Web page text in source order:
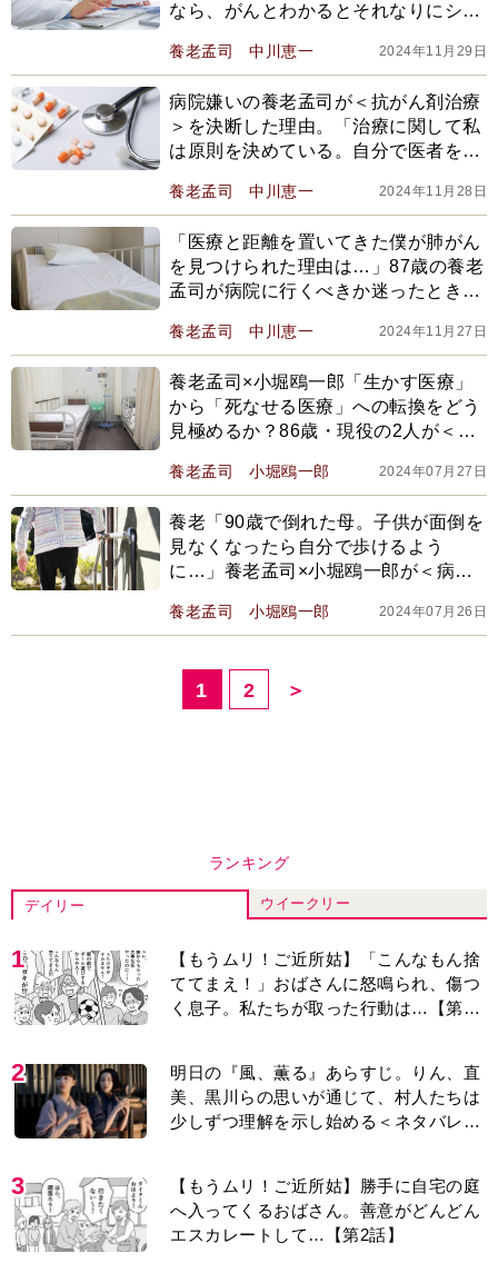
なら、がんとわかるとそれなりにショ
養老孟司 中川恵一 2024年11月29日
病院嫌いの養老孟司が＜抗がん剤治療
＞を決断した理由。「治療に関して私
は原則を決めている。自分で医者を選
養老孟司 中川恵一 2024年11月28日
「医療と距離を置いてきた僕が肺がん
を見つけられた理由は…」87歳の養老
孟司が病院に行くべきか迷ったときに
養老孟司 中川恵一 2024年11月27日
養老孟司×小堀鴎一郎「生かす医療」
から「死なせる医療」への転換をどう
見極めるか？86歳・現役の2人が＜高
養老孟司 小堀鴎一郎 2024年07月27日
養老「90歳で倒れた母。子供が面倒を
見なくなったら自分で歩けるよう
に…」養老孟司×小堀鴎一郎が＜病院
養老孟司 小堀鴎一郎 2024年07月26日
1 2 ＞
1
【もうムリ！ご近所姑】「こんなもん捨
く息子。私たちが取った行動は…【第3
話】
2
明日の『風、薫る』あらすじ。りん、直
少しずつ理解を示し始める＜ネタバレあ
り＞
3
【もうムリ！ご近所姑】勝手に自宅の庭
エスカレートして…【第2話】
4
古代ギリシアの『植物誌』を82歳で完